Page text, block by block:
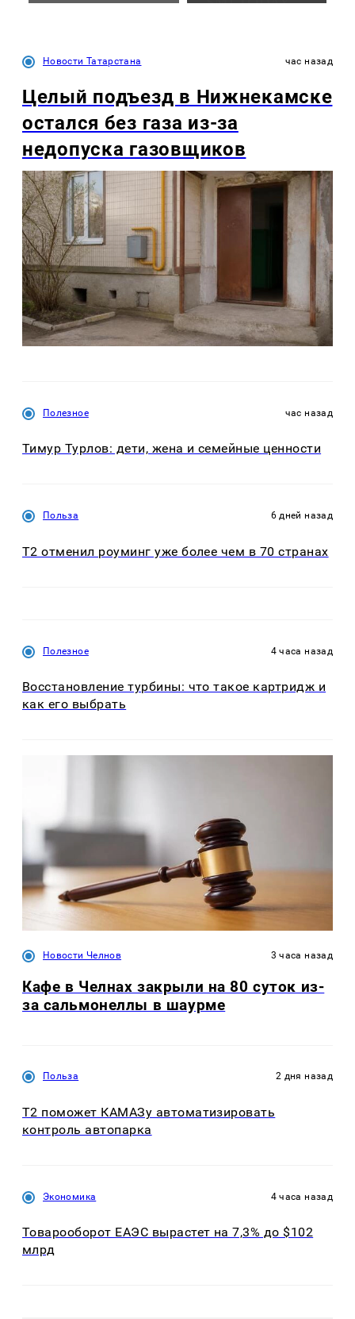
Новости Татарстана час назад
Целый подъезд в Нижнекамске
остался без газа из-за
недопуска газовщиков
Полезное час назад
Тимур Турлов: дети, жена и семейные ценности
Польза 6 дней назад
Т2 отменил роуминг уже более чем в 70 странах
Полезное 4 часа назад
Восстановление турбины: что такое картридж и
как его выбрать
Новости Челнов 3 часа назад
Кафе в Челнах закрыли на 80 суток из-
за сальмонеллы в шаурме
Польза 2 дня назад
T2 поможет КАМАЗу автоматизировать
контроль автопарка
Экономика 4 часа назад
Товарооборот ЕАЭС вырастет на 7,3% до $102
млрд